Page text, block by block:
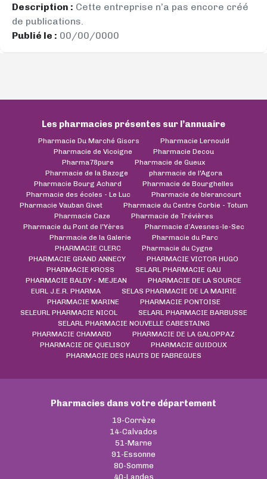
Description : Cette entreprise n’a pas encore créé
de publications.
Publié le : 00/00/0000
Les pharmacies présentes sur l’annuaire
Pharmacie Du Marché Gisors
Pharmacie Lernould
Pharmacie de Vicoigne
Pharmacie Decou
Pharma78pure
Pharmacie de Gueux
Pharmacie de la Bazoge
pharmacie de l'Agora
Pharmacie Bourg Achard
Pharmacie de Bourghelles
Pharmacie des écoles - Le Luc
Pharmacie de blerancourt
Pharmacie Vauban Givet
Pharmacie du Centre Corbie - Totum
Pharmacie Caze
Pharmacie de Trévières
Pharmacie du Pont de l'Yères
Pharmacie d’Avesnes-le-Sec
Pharmacie de la Galerie
Pharmacie du Parc
PHARMACIE CLERC
Pharmacie du Cygne
PHARMACIE GRAND ANNECY
PHARMACIE VICTOR HUGO
PHARMACIE KROSS
SELARL PHARMACIE GAU
PHARMACIE BALDY - MEJEAN
PHARMACIE DE LA SOURCE
EURL J.E.R. PHARMA
SELAS PHARMACIE DE LA MAIRIE
PHARMACIE MARINE
PHARMACIE PONTOISE
SELEURL PHARMACIE NICOL
SELARL PHARMACIE BARBUSSE
SELARL PHARMACIE NOUVELLE CABESTAING
PHARMACIE CHAMARD
PHARMACIE DE LA GALOPPAZ
PHARMACIE DE QUELISOY
PHARMACIE GUIDOUX
PHARMACIE DES HAUTS DE FABREGUES
Pharmacies dans votre département
19-Corrèze
14-Calvados
51-Marne
91-Essonne
80-Somme
40-Landes